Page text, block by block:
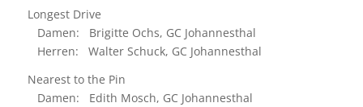
Longest Drive
Damen: Brigitte Ochs, GC Johannesthal
Herren: Walter Schuck, GC Johannesthal
Nearest to the Pin
Damen: Edith Mosch, GC Johannesthal